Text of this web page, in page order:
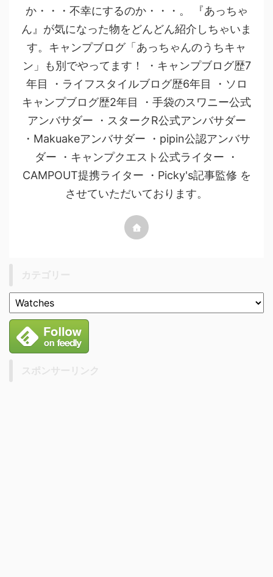
か・・・不幸にするのか・・・。 『あっちゃ
ん』が気になった物をどんどん紹介しちゃいま
す。キャンプブログ「あっちゃんのうちキャ
ン」も別でやってます！ ・キャンプブログ歴7
年目 ・ライフスタイルブログ歴6年目 ・ソロ
キャンプブログ歴2年目 ・手袋のスワニー公式
アンバサダー ・スタークR公式アンバサダー
・Makuakeアンバサダー ・pipin公認アンバサ
ダー ・キャンプクエスト公式ライター ・
CAMPOUT提携ライター ・Picky's記事監修 を
させていただいております。